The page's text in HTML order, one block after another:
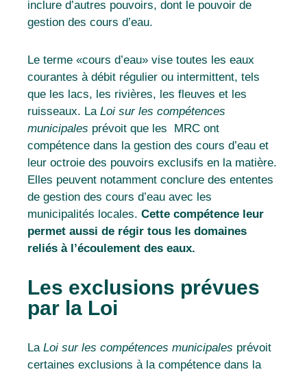
inclure d’autres pouvoirs, dont le pouvoir de
gestion des cours d’eau.
Le terme «cours d’eau» vise toutes les eaux
courantes à débit régulier ou intermittent, tels
que les lacs, les rivières, les fleuves et les
ruisseaux. La Loi sur les compétences
municipales prévoit que les MRC ont
compétence dans la gestion des cours d’eau et
leur octroie des pouvoirs exclusifs en la matière.
Elles peuvent notamment conclure des ententes
de gestion des cours d’eau avec les
municipalités locales. Cette compétence leur
permet aussi de régir tous les domaines
reliés à l’écoulement des eaux.
Les exclusions prévues
par la Loi
La Loi sur les compétences municipales prévoit
certaines exclusions à la compétence dans la